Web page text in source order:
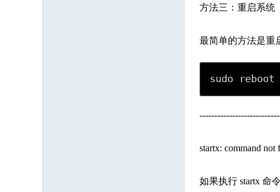
方法三：重启系统
最简单的方法是重
sudo reboot
startx: command not
如果执行 startx 命